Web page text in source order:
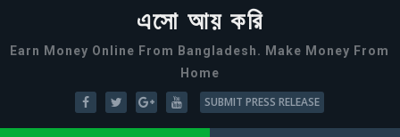
এসো আয় করি
Earn Money Online From Bangladesh. Make Money From
Home
SUBMIT PRESS RELEASE